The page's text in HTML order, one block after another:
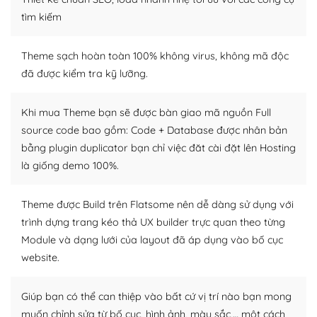
– Sở hữu một cộng đồng lớn, sẵn sàng hỗ trợ
người cuồng tín WordPress.
Nếu bạn gặp khó khăn, bạn có thể lên mạng và tìm
kiếm những cộng đồng WordPress, họ sẽ giúp bạn trả
Cộng đồng sử dụng WordPress sẵn sàng hỗ trợ bạn
– Đa dạng plugin và themes
nhiều plugin trả phí hoặc miễn phí.
tìm kiếm
Theme sạch hoàn toàn 100% không virus, không mã độc
đã được kiểm tra kỹ lưỡng.
Khi mua Theme bạn sẽ được bàn giao mã nguồn Full
source code bao gồm: Code + Database được nhân bản
bằng plugin duplicator bạn chỉ việc đăt cài đặt lên Hosting
là giống demo 100%.
Theme được Build trên Flatsome nên dễ dàng sử dụng với
trình dựng trang kéo thả UX builder trực quan theo từng
Module và dạng lưới của layout đã áp dụng vào bố cục
website.
Giúp bạn có thể can thiệp vào bất cứ vị trí nào bạn mong
muốn chỉnh sửa từ bố cục, hình ảnh, màu sắc,… một cách